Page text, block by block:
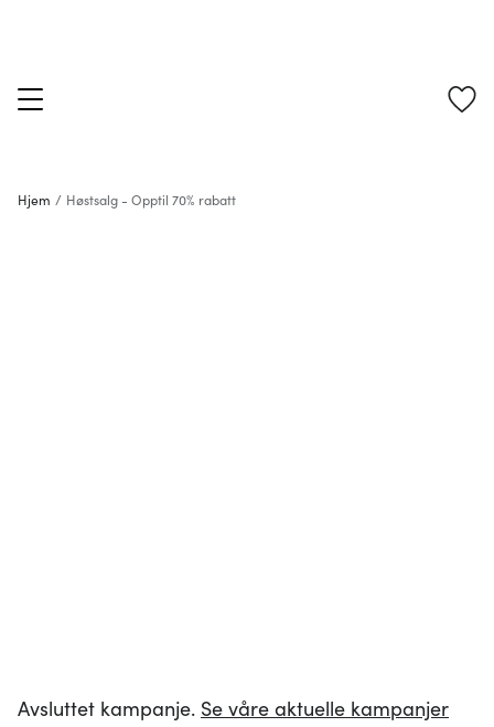
Hjem / Høstsalg - Opptil 70% rabatt
Avsluttet kampanje. Se våre aktuelle kampanjer